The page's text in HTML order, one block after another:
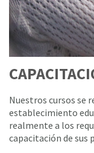
Nuestros cursos se
establecimiento
realmente a los
capacitación de sus